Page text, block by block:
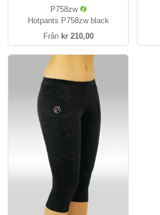
P758zw
Hotpants P758zw black
Frånkr 210,00